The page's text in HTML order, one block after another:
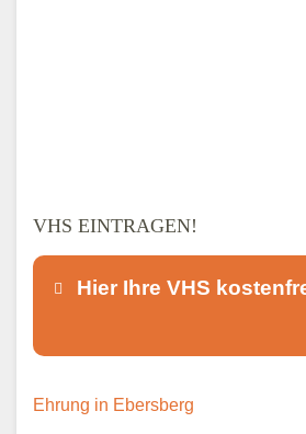
VHS EINTRAGEN!
Hier Ihre VHS
Dieser Teil dient lediglich
Ehrung in Ebersberg